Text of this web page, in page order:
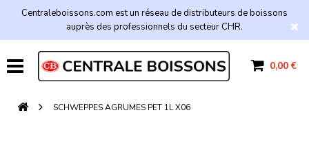
Centraleboissons.com est un réseau de distributeurs de boissons
auprès des professionnels du secteur CHR.
0,00 €
SCHWEPPES AGRUMES PET 1L X06